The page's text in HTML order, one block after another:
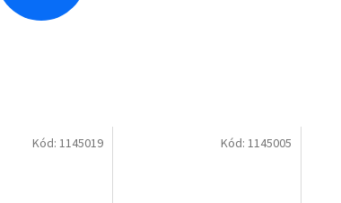
Kód: 1145019 Kód:1145005